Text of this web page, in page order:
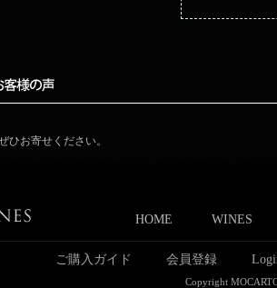
ひお寄せください。
HOME WINES
ご購入ガイド 会員登録
Copyright